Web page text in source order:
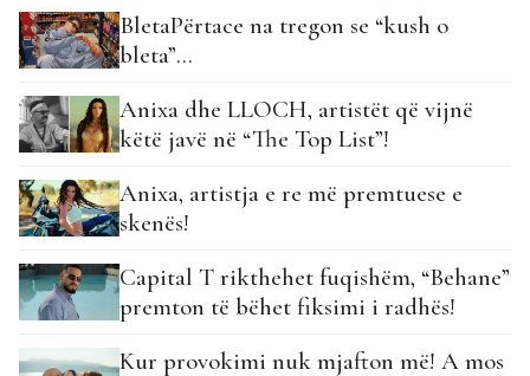
BletaPërtace na tregon se “kush o
bleta”…
Anixa dhe LLOCH, artistët që vijnë
këtë javë në “The Top List”!
Anixa, artistja e re më premtuese e
skenës!
Capital T rikthehet fuqishëm, “Behane”
premton të bëhet fiksimi i radhës!
Kur provokimi nuk mjafton më! A mos